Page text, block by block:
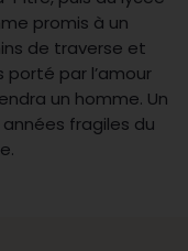
promis à un
de traverse et
porté par l’amour
un homme. Un
fragiles du